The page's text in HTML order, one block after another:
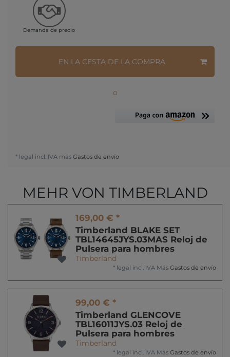
Demanda de precio
EN LA CESTA DE LA COMPRA
o
* legal incl. IVA más Gastos de envío
MEHR VON TIMBERLAND
169,00 € *
Timberland BLAKE SET
TBL14645JYS.03MAS Reloj de
Pulsera para hombres
Timberland
* legal incl. IVA Más Gastos de envío
99,00 € *
Timberland GLENCOVE
TBL16011JYS.03 Reloj de
Pulsera para hombres
Timberland
* legal incl. IVA Más Gastos de envío